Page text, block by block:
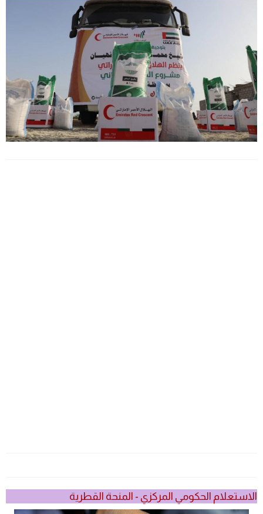
الاستعلام الحكومي المركزي - المنحة القطرية